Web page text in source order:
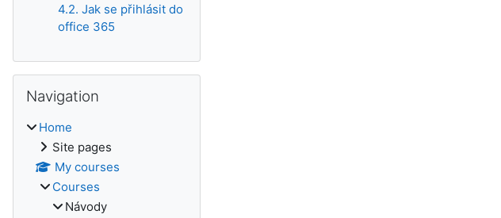
4.2. Jak se přihlásit do
office 365
Navigation
Home
Site pages
My courses
Courses
Návody